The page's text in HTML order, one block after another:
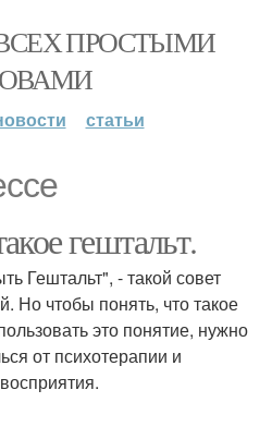
ПРОСТЫМИ
статьи
гештальт.
Гештальт", - такой совет
Но чтобы понять, что такое
это понятие, нужно
от психотерапии и